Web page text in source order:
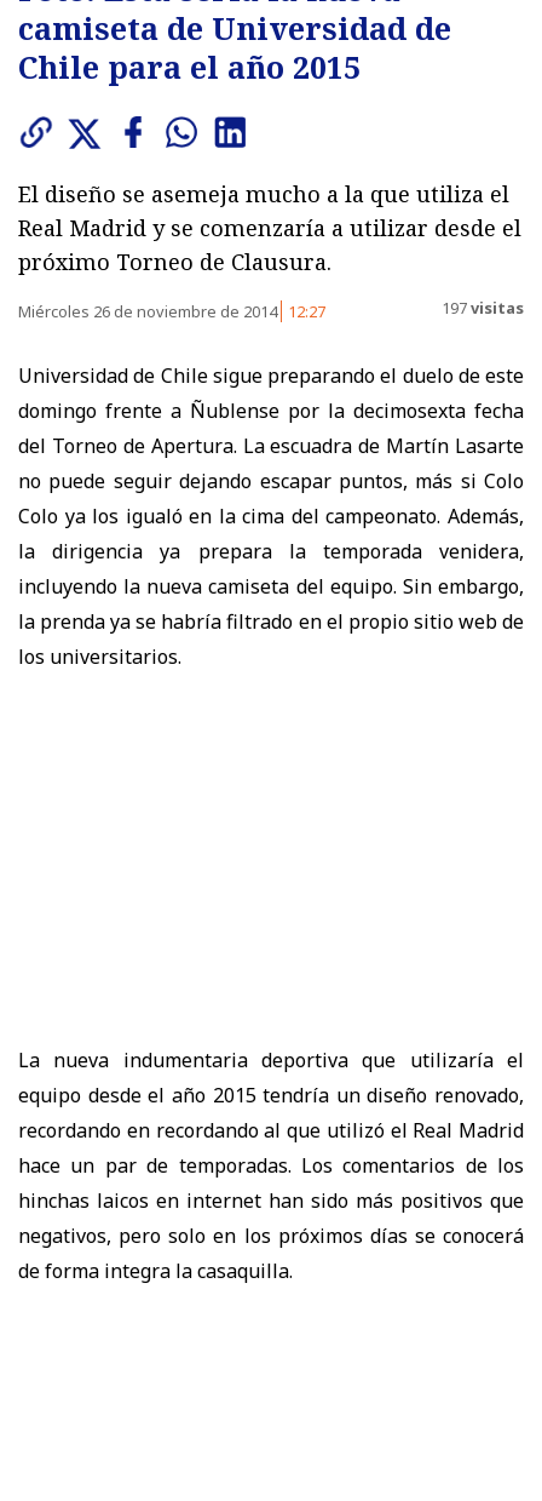
camiseta de Universidad de
Chile para el año 2015
El diseño se asemeja mucho a la que utiliza el
Real Madrid y se comenzaría a utilizar desde el
próximo Torneo de Clausura.
Miércoles 26 de noviembre de 2014 12:27 197visitas
Universidad de Chile sigue preparando el duelo de este
domingo frente a Ñublense por la decimosexta fecha
del Torneo de Apertura. La escuadra de Martín Lasarte
no puede seguir dejando escapar puntos, más si Colo
Colo ya los igualó en la cima del campeonato. Además,
la dirigencia ya prepara la temporada venidera,
incluyendo la nueva camiseta del equipo. Sin embargo,
la prenda ya se habría filtrado en el propio sitio web de
los universitarios.
La nueva indumentaria deportiva que utilizaría el
equipo desde el año 2015 tendría un diseño renovado,
recordando en recordando al que utilizó el Real Madrid
hace un par de temporadas. Los comentarios de los
hinchas laicos en internet han sido más positivos que
negativos, pero solo en los próximos días se conocerá
de forma integra la casaquilla.